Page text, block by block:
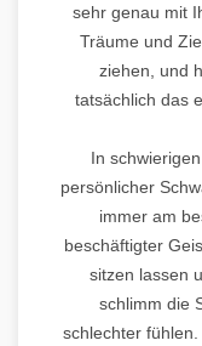
sehr genau mit
Träume und
ziehen, und
tatsächlich das
In
persönlicher
immer am
beschäftigter
sitzen lassen
schlimm die
schlechter